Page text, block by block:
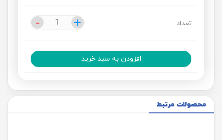
تعداد : +
- +
-
افزودن به سبد خرید
محصولات مرتبط